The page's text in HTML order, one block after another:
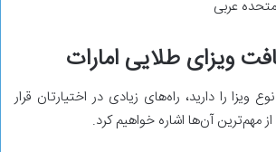
ویزای طلایی امارات
ویزا را دارید، راه‌های زیادی در اختیارتان قرار
مهم‌ترین آن‌ها اشاره خواهیم کرد.